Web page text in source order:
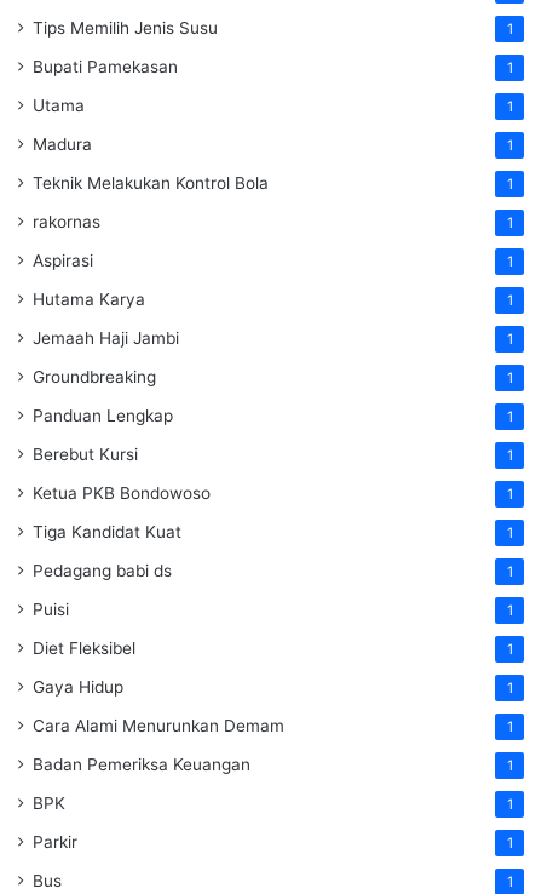
Tips Memilih Jenis Susu 1
Bupati Pamekasan 1
Utama 1
Madura 1
Teknik Melakukan Kontrol Bola 1
rakornas 1
Aspirasi 1
Hutama Karya 1
Jemaah Haji Jambi 1
Groundbreaking 1
Panduan Lengkap 1
Berebut Kursi 1
Ketua PKB Bondowoso 1
Tiga Kandidat Kuat 1
Pedagang babi ds 1
Puisi 1
Diet Fleksibel 1
Gaya Hidup 1
Cara Alami Menurunkan Demam 1
Badan Pemeriksa Keuangan 1
BPK 1
Parkir 1
Bus 1